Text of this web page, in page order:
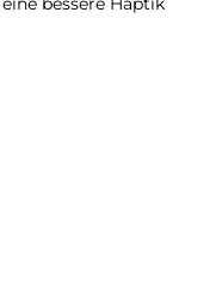
Display